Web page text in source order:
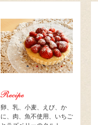
卵、乳、小麦、えび、か
に、肉、魚不使用、いちご